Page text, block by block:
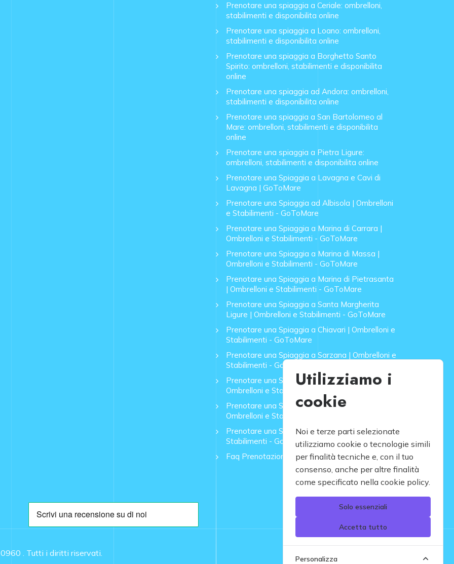
Prenotare una spiaggia a Ceriale: ombrelloni,
stabilimenti e disponibilita online
Prenotare una spiaggia a Loano: ombrelloni,
stabilimenti e disponibilita online
Prenotare una spiaggia a Borghetto Santo
Spirito: ombrelloni, stabilimenti e disponibilita
online
Prenotare una spiaggia ad Andora: ombrelloni,
stabilimenti e disponibilita online
Prenotare una spiaggia a San Bartolomeo al
Mare: ombrelloni, stabilimenti e disponibilita
online
Prenotare una spiaggia a Pietra Ligure:
ombrelloni, stabilimenti e disponibilita online
Prenotare una Spiaggia a Lavagna e Cavi di
Lavagna | GoToMare
Prenotare una Spiaggia ad Albisola | Ombrelloni
e Stabilimenti - GoToMare
Prenotare una Spiaggia a Marina di Carrara |
Ombrelloni e Stabilimenti - GoToMare
Prenotare una Spiaggia a Marina di Massa |
Ombrelloni e Stabilimenti - GoToMare
Prenotare una Spiaggia a Marina di Pietrasanta
| Ombrelloni e Stabilimenti - GoToMare
Prenotare una Spiaggia a Santa Margherita
Ligure | Ombrelloni e Stabilimenti - GoToMare
Prenotare una Spiaggia a Chiavari | Ombrelloni e
Stabilimenti - GoToMare
Prenotare una Spiaggia a Sarzana | Ombrelloni e
Stabilimenti - GoToMare
Prenotare una Spiaggia a Forte dei Marmi |
Ombrelloni e Stabilimenti - GoToMare
Prenotare una Spiaggia a Lido di Camaiore |
Ombrelloni e Stabilimenti - GoToMare
Prenotare una Spiaggia a Rapallo | Ombrelloni e
Stabilimenti - GoToMare
Faq Prenotazione Spiagge
. Tutti i diritti riservati.
Utilizziamo i
cookie
Noi e terze parti selezionate
utilizziamo cookie o tecnologie simili
per finalità tecniche e, con il tuo
consenso, anche per altre finalità
come specificato nella cookie policy.
Solo essenziali
Accetta tutto
Personalizza